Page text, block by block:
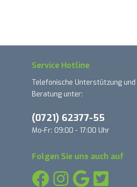
Service Hotline
Telefonische Unterstützung
Beratung unter:
(0721) 62377-55
Mo-Fr: 09:00 - 17:00 Uhr
Folgen Sie uns auch auf